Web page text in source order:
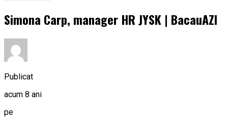
Simona Carp, manager HR JYSK | BacauAZI
Publicat
acum 8 ani
pe